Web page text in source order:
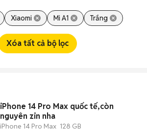
Xiaomi Mi A1 Trắng
Xóa tất cả bộ lọc
iPhone 14 Pro Max quốc tế,còn
nguyên zin nha
iPhone 14 Pro Max 128 GB